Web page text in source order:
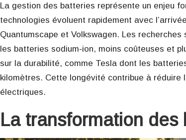
La gestion des batteries représente un enjeu
technologies évoluent rapidement avec
Quantumscape et Volkswagen. Les
les batteries sodium-ion, moins coûteuses et
sur la durabilité, comme Tesla dont les
kilomètres. Cette longévité contribue à réduire
électriques.
La transformation